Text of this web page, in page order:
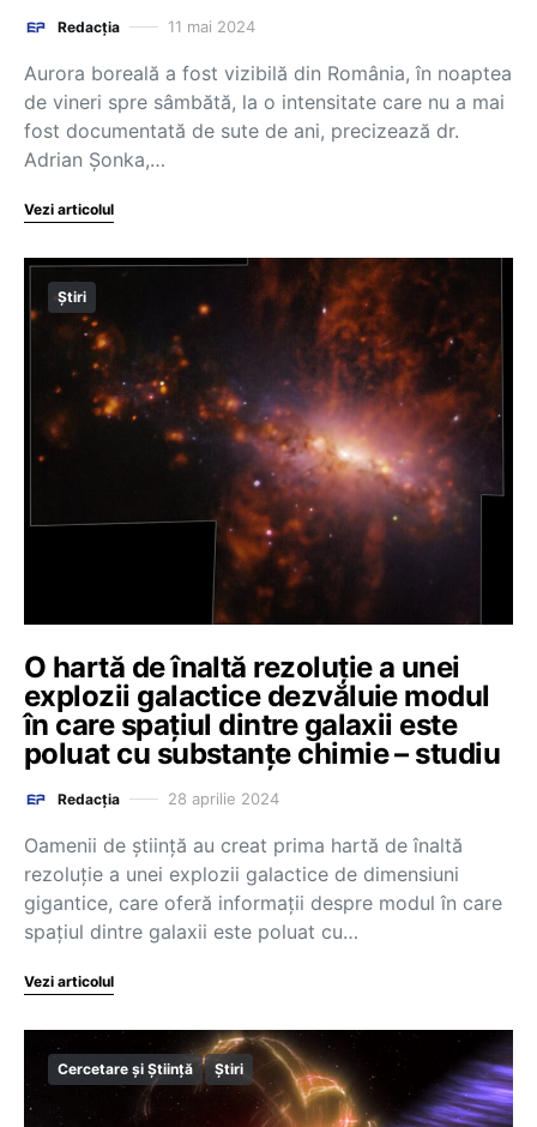
Redacția 11 mai 2024
Aurora boreală a fost vizibilă din România, în noaptea
de vineri spre sâmbătă, la o intensitate care nu a mai
fost documentată de sute de ani, precizează dr.
Adrian Şonka,…
Vezi articolul
Știri
O hartă de înaltă rezoluție a unei
explozii galactice dezvăluie modul
în care spațiul dintre galaxii este
poluat cu substanțe chimie – studiu
Redacția 28 aprilie 2024
Oamenii de ştiinţă au creat prima hartă de înaltă
rezoluţie a unei explozii galactice de dimensiuni
gigantice, care oferă informaţii despre modul în care
spaţiul dintre galaxii este poluat cu…
Vezi articolul
Cercetare și Știință Știri